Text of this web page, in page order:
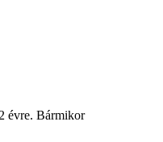
évre. Bármikor